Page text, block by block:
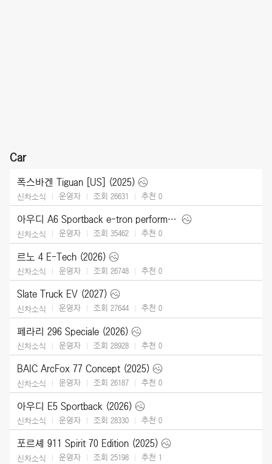
Car
폭스바겐 Tiguan [US] (2025)
신차소식 운영자 조회 26631 추천 0
아우디 A6 Sportback e-tron performance [UK] (2025)
신차소식 운영자 조회 35462 추천 0
르노 4 E-Tech (2026)
신차소식 운영자 조회 26748 추천 0
Slate Truck EV (2027)
신차소식 운영자 조회 27644 추천 0
페라리 296 Speciale (2026)
신차소식 운영자 조회 28928 추천 0
BAIC ArcFox 77 Concept (2025)
신차소식 운영자 조회 26187 추천 0
아우디 E5 Sportback (2026)
신차소식 운영자 조회 28330 추천 0
포르셰 911 Spirit 70 Edition (2025)
신차소식 운영자 조회 25198 추천 1